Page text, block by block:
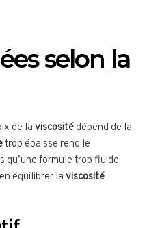
selon la
de la viscosité dépend de la
trop épaisse rend le
qu’une formule trop fluide
équilibrer la viscosité